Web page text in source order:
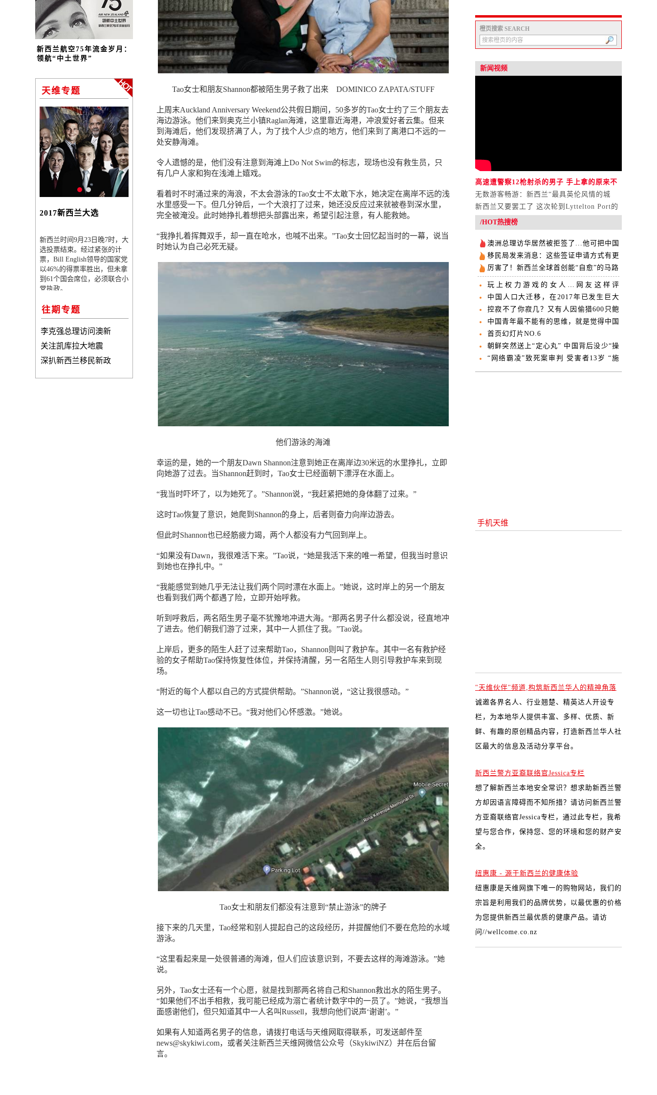
新西兰航空75年流金岁月：
领航“中土世界”
天维专题
2017新西兰大选
新西兰时间9月23日晚7时，大
选投票结束。经过紧张的计
票，Bill English领导的国家党
以46%的得票率胜出，但未拿
到61个国会席位，必须联合小
党执政。
往期专题
李克强总理访问澳新
关注凯库拉大地震
深扒新西兰移民新政
Tao女士和朋友Shannon都被陌生男子救了出来 DOMINICO ZAPATA/STUFF
上周末Auckland Anniversary Weekend公共假日期间，50多岁的Tao女士约了三个朋友去
海边游泳。他们来到奥克兰小镇Raglan海滩，这里靠近海港，冲浪爱好者云集。但来
到海滩后，他们发现挤满了人，为了找个人少点的地方，他们来到了离港口不远的一
处安静海滩。
令人遗憾的是，他们没有注意到海滩上Do Not Swim的标志，现场也没有救生员，只
有几户人家和狗在浅滩上嬉戏。
看着时不时涌过来的海浪，不太会游泳的Tao女士不太敢下水，她决定在离岸不远的浅
水里感受一下。但几分钟后，一个大浪打了过来，她还没反应过来就被卷到深水里，
完全被淹没。此时她挣扎着想把头部露出来，希望引起注意，有人能救她。
“我挣扎着挥舞双手，却一直在呛水，也喊不出来。”Tao女士回忆起当时的一幕，说当
时她认为自己必死无疑。
他们游泳的海滩
幸运的是，她的一个朋友Dawn Shannon注意到她正在离岸边30米远的水里挣扎，立即
向她游了过去。当Shannon赶到时，Tao女士已经面朝下漂浮在水面上。
“我当时吓坏了，以为她死了。”Shannon说，“我赶紧把她的身体翻了过来。”
这时Tao恢复了意识，她爬到Shannon的身上，后者则奋力向岸边游去。
但此时Shannon也已经筋疲力竭，两个人都没有力气回到岸上。
“如果没有Dawn，我很难活下来。”Tao说，“她是我活下来的唯一希望，但我当时意识
到她也在挣扎中。”
“我能感觉到她几乎无法让我们两个同时漂在水面上。”她说，这时岸上的另一个朋友
也看到我们两个都遇了险，立即开始呼救。
听到呼救后，两名陌生男子毫不犹豫地冲进大海。“那两名男子什么都没说，径直地冲
了进去。他们朝我们游了过来，其中一人抓住了我。”Tao说。
上岸后，更多的陌生人赶了过来帮助Tao，Shannon则叫了救护车。其中一名有救护经
验的女子帮助Tao保持恢复性体位，并保持清醒，另一名陌生人则引导救护车来到现
场。
“附近的每个人都以自己的方式提供帮助。”Shannon说，“这让我很感动。”
这一切也让Tao感动不已。“我对他们心怀感激。”她说。
Tao女士和朋友们都没有注意到“禁止游泳”的牌子
接下来的几天里，Tao经常和别人提起自己的这段经历，并提醒他们不要在危险的水域
游泳。
“这里看起来是一处很普通的海滩，但人们应该意识到，不要去这样的海滩游泳。”她
说。
另外，Tao女士还有一个心愿，就是找到那两名将自己和Shannon救出水的陌生男子。
“如果他们不出手相救，我可能已经成为溺亡者统计数字中的一员了。”她说，“我想当
面感谢他们，但只知道其中一人名叫Russell，我想向他们说声‘谢谢’。”
如果有人知道两名男子的信息，请拨打电话与天维网取得联系，可发送邮件至
news@skykiwi.com，或者关注新西兰天维网微信公众号（SkykiwiNZ）并在后台留
言。
橙页搜索 SEARCH
新闻视频
高速遭警察12枪射杀的男子 手上拿的原来不
是砍刀？
无数游客畅游：新西兰“最具英伦风情的城
市”！
新西兰又要罢工了 这次轮到Lyttelton Port的
工人们
/HOT热搜榜
澳洲总理访华居然被拒签了...他可把中国
留学生欺负惨了！
移民局发来消息：这些签证申请方式有更
新！
厉害了！新西兰全球首创能“自愈”的马路
玩上权力游戏的女人…网友这样评
Jacinda的皇室游
中国人口大迁移，在2017年已发生巨大
转折！
控寂不了你寂几？又有人因偷猎600只鲍
鱼被抓
中国青年最不能有的思维，就是觉得中国
已超越美国天下第一了
首页幻灯片NO.6
朝鲜突然送上“定心丸” 中国背后没少“操
心”
“网络霸凌”致死案审判 受害者13岁 “施
暴者”16岁
手机天维
"天维伙伴"频道,构筑新西兰华人的精神角落
诚邀各界名人、行业翘楚、精英达人开设专
栏，为本地华人提供丰富、多样、优质、新
鲜、有趣的原创精品内容，打造新西兰华人社
区最大的信息及活动分享平台。
新西兰警方亚裔联络官Jessica专栏
想了解新西兰本地安全常识？想求助新西兰警
方却因语言障碍而不知所措？请访问新西兰警
方亚裔联络官Jessica专栏，通过此专栏，我希
望与您合作，保持您、您的环境和您的财产安
全。
纽惠康 - 源于新西兰的健康体验
纽惠康是天维网旗下唯一的购物网站，我们的
宗旨是利用我们的品牌优势，以最优惠的价格
为您提供新西兰最优质的健康产品。请访
问 //wellcome.co.nz